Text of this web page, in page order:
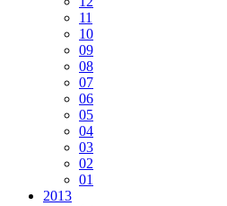
11
10
09
08
07
06
05
04
03
02
01
2013